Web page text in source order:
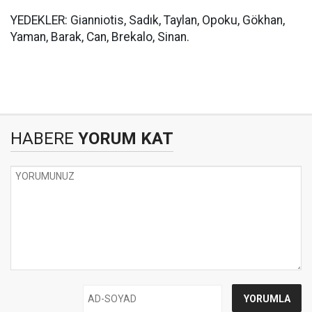
YEDEKLER: Gianniotis, Sadık, Taylan, Opoku, Gökhan,
Yaman, Barak, Can, Brekalo, Sinan.
HABERE YORUM KAT